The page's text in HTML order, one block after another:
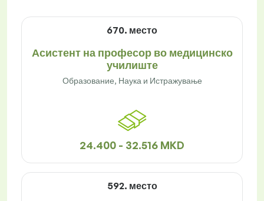
670. место
Асистент на професор во медицинско
училиште
Образование, Наука и Истражување
24.400 - 32.516 MKD
592. место